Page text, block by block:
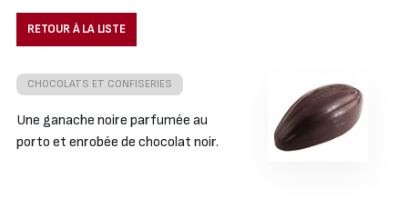
RETOUR À LA LISTE
CHOCOLATS ET CONFISERIES
Une ganache noire parfumée au
porto et enrobée de chocolat noir.